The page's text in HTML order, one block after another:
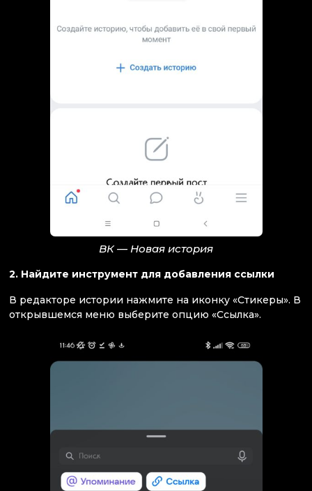
ВК — Новая история
2. Найдите инструмент для добавления ссылки
В редакторе истории нажмите на иконку «Стикеры». В
открывшемся меню выберите опцию «Ссылка».